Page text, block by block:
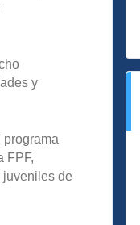
y
programa
FPF,
de